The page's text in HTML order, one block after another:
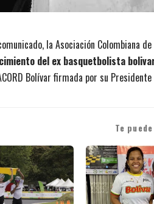
la Asociación Colombiana
del ex basquetbolista
Bolívar firmada por su
Te